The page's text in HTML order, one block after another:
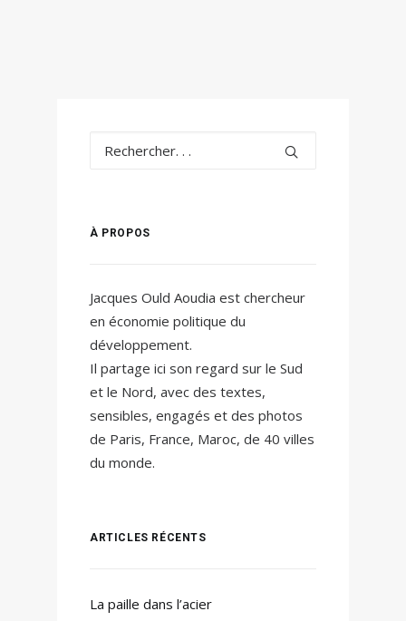
À PROPOS
Jacques Ould Aoudia est chercheur
en économie politique du
développement.
Il partage ici son regard sur le Sud
et le Nord, avec des textes,
sensibles, engagés et des photos
de Paris, France, Maroc, de 40 villes
du monde.
ARTICLES RÉCENTS
La paille dans l’acier